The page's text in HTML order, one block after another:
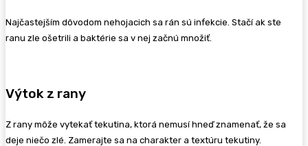
Najčastejším dôvodom nehojacich sa rán sú infekcie. Stačí ak ste
ranu zle ošetrili a baktérie sa v nej začnú množiť.
Výtok z rany
Z rany môže vytekať tekutina, ktorá nemusí hneď znamenať, že sa
deje niečo zlé. Zamerajte sa na charakter a textúru tekutiny.